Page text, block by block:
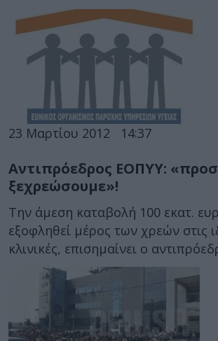
23 Μαρτίου 2012 14:37
Αντιπρόεδρος ΕΟΠΥΥ:
ξεχρεώσουμε»!
Την άμεση καταβολή 100 εκατ.
εξοφληθεί μέρος των χρεών στις
κλινικές, επισημαίνει ο